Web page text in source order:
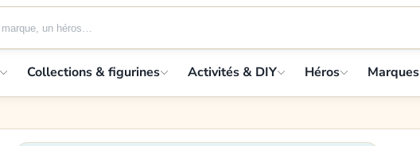
Collections & figurines Activités & DIY Héros Marques